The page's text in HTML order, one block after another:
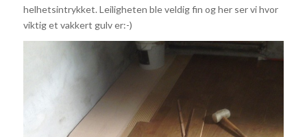
helhetsintrykket. Leiligheten ble veldig fin og her ser vi hvor
viktig et vakkert gulv er:-)